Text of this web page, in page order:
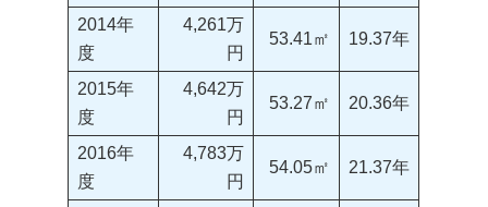
2014年
度
4,261万
円
53.41㎡ 19.37年
2015年
度
4,642万
円
53.27㎡ 20.36年
2016年
度
4,783万
円
54.05㎡ 21.37年